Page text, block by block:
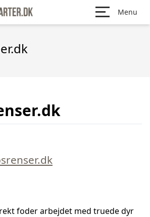
Menu
foder arbejdet med truede dyr